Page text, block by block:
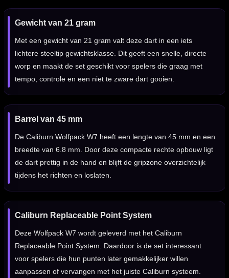
Gewicht van 21 gram
Met een gewicht van 21 gram valt deze dart in een iets
lichtere steeltip gewichtsklasse. Dit geeft een snelle, directe
worp en maakt de set geschikt voor spelers die graag met
tempo, controle en een niet te zware dart gooien.
Barrel van 45 mm
De Caliburn Wolfpack W7 heeft een lengte van 45 mm en een
breedte van 6.8 mm. Door deze compacte rechte opbouw ligt
de dart prettig in de hand en blijft de gripzone overzichtelijk
tijdens het richten en loslaten.
Caliburn Replaceable Point System
Deze Wolfpack W7 wordt geleverd met het Caliburn
Replaceable Point System. Daardoor is de set interessant
voor spelers die hun punten later gemakkelijker willen
aanpassen of vervangen met het juiste Caliburn systeem.